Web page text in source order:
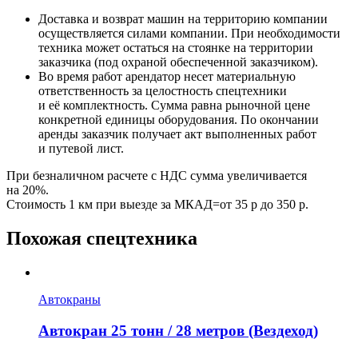
Доставка и возврат машин на территорию компании
осуществляется силами компании. При необходимости
техника может остаться на стоянке на территории
заказчика (под охраной обеспеченной заказчиком).
Во время работ арендатор несет материальную
ответственность за целостность спецтехники
и её комплектность. Сумма равна рыночной цене
конкретной единицы оборудования. По окончании
аренды заказчик получает акт выполненных работ
и путевой лист.
При безналичном расчете с НДС сумма увеличивается
на 20%.
Стоимость 1 км при выезде за МКАД=от 35 р до 350 р.
Похожая спецтехника
Автокраны
Автокран 25 тонн / 28 метров (Вездеход)